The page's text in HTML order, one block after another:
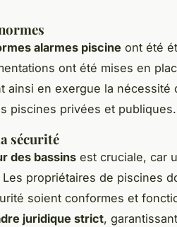
alarmes piscine ont été
ont été mises en
ainsi en exergue la nécessité
piscines privées et publiques.
sécurité
des bassins est cruciale, car
propriétaires de piscines
soient conformes et
juridique strict,